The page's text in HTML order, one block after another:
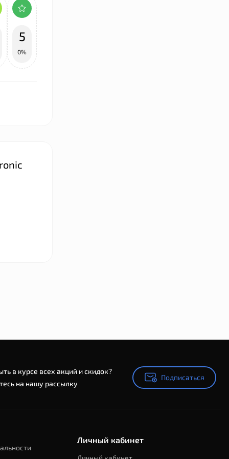
5
0%
в курсе всех акций и скидок?
на нашу рассылку
Подписаться
Подписаться
Личный кабинет